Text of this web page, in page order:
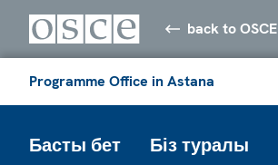
back to OSCE
Programme Office in Astana
Басты бет Біз туралы